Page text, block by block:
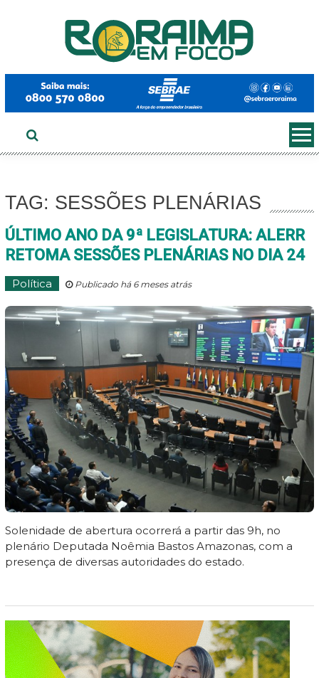
TAG: SESSÕES PLENÁRIAS
ÚLTIMO ANO DA 9ª LEGISLATURA: ALERR
RETOMA SESSÕES PLENÁRIAS NO DIA 24
Política Publicado há 6 meses atrás
Solenidade de abertura ocorrerá a partir das 9h, no
plenário Deputada Noêmia Bastos Amazonas, com a
presença de diversas autoridades do estado.